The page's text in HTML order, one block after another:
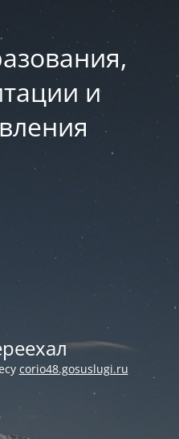
и
corio48.gosuslugi.ru